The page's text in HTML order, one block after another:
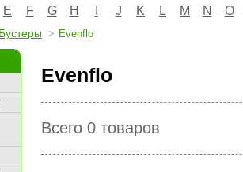
E F G H J K L M N O
Бустеры Evenflo
Evenflo
Всего 0 товаров